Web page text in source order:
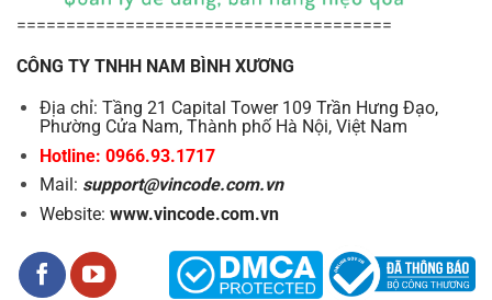
======================================
CÔNG TY TNHH NAM BÌNH XƯƠNG
Địa chỉ: Tầng 21 Capital Tower 109 Trần Hưng Đạo,
Phường Cửa Nam, Thành phố Hà Nội, Việt Nam
Hotline: 0966.93.1717
Mail: support@vincode.com.vn
Website: www.vincode.com.vn